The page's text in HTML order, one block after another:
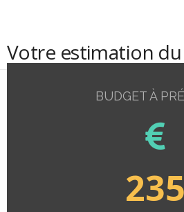
Votre estimation du
BUDGET À
235